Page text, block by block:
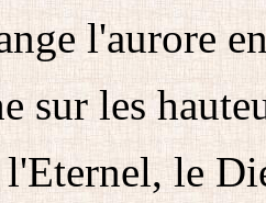
l'aurore
sur les
le